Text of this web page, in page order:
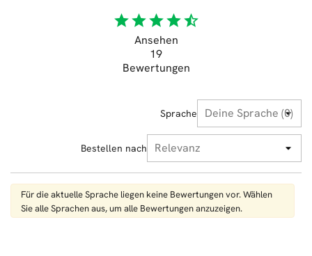
starstarstarstarstar_half
Ansehen
19
Bewertungen
Sprache
Bestellen nach
Für die aktuelle Sprache liegen keine Bewertungen vor. Wählen
Sie alle Sprachen aus, um alle Bewertungen anzuzeigen.